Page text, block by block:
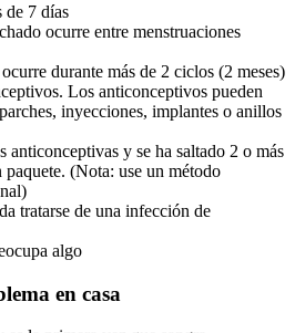
de 7 días
ocurre entre menstruaciones
durante más de 2 ciclos (2 meses)
Los anticonceptivos pueden
inyecciones, implantes o anillos
anticonceptivas y se ha saltado 2 o más
(Nota: use un método
tratarse de una infección de
algo
en casa